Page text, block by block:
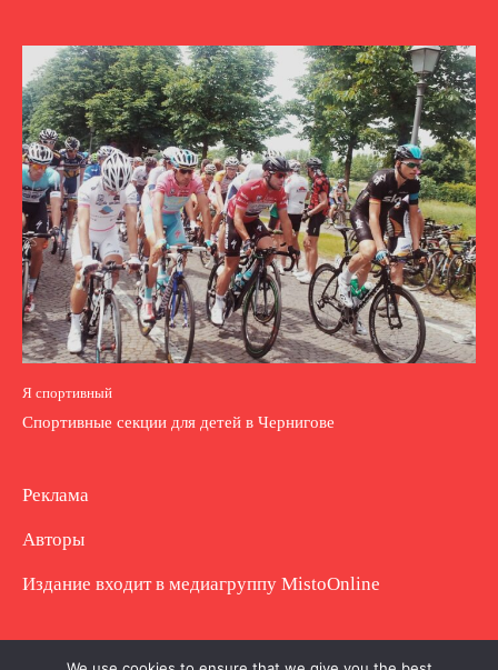
Я спортивный
Спортивные секции для детей в Чернигове
Реклама
Авторы
Издание входит в медиагруппу MistoOnline
Copyright © Полное использование материала